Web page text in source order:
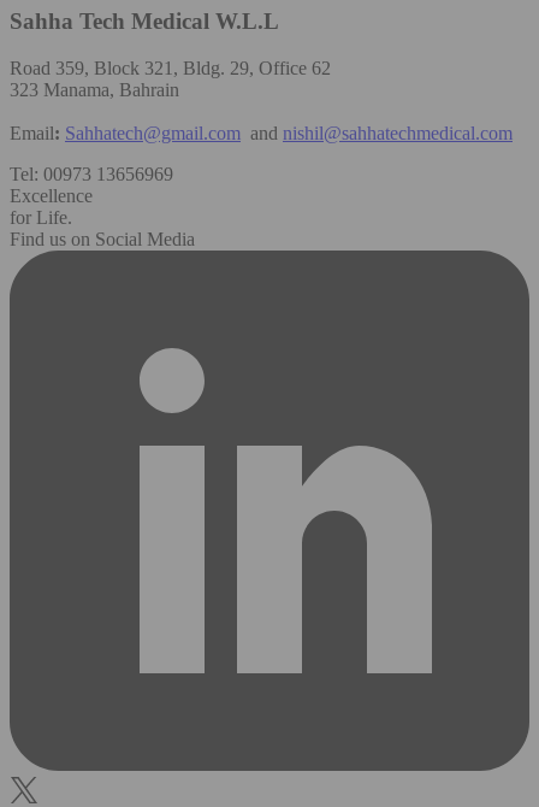
Sahha Tech Medical W.L.L
Road 359, Block 321, Bldg. 29, Office 62
323 Manama, Bahrain
Email: Sahhatech@gmail.com and nishil@sahhatechmedical.com
Tel: 00973 13656969
Excellence
for Life.
Find us on Social Media